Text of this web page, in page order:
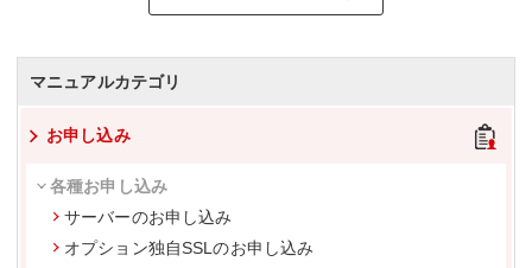
マニュアルカテゴリ
お申し込み
各種お申し込み
サーバーのお申し込み
オプション独自SSLのお申し込み